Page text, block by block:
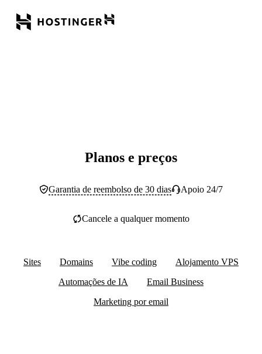
Planos e preços
Garantia de reembolso de 30 dias Apoio 24/7
Cancele a qualquer momento
Sites Domains Vibe coding
Alojamento VPS
Automações de IA
Email Business
Marketing por email